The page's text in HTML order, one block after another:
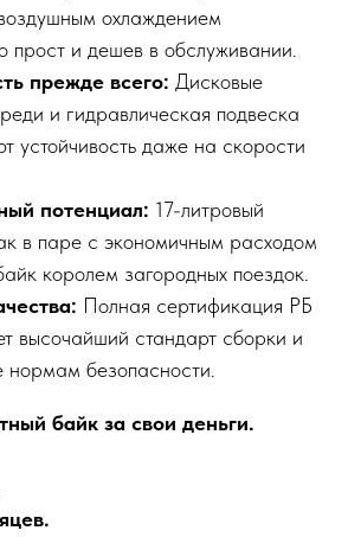
охлаждением
прост и дешев в обслуживании.
прежде всего: Дисковые
и гидравлическая подвеска
устойчивость даже на скорости
потенциал: 17-литровый
в паре с экономичным расходом
королем загородных поездок.
Полная сертификация РБ
высочайший стандарт сборки и
нормам безопасности.
байк за свои деньги.